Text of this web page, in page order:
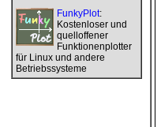
FunkyPlot:
Kostenloser und
quelloffener
Funktionenplotter
für Linux und andere
Betriebssysteme